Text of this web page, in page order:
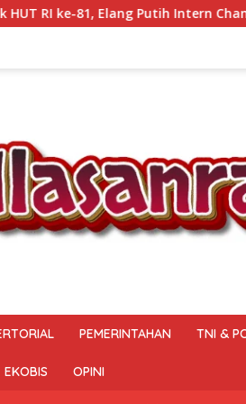
Championship II Digelar, 65
PEMERINTAHAN TNI &
EKOBIS OPINI